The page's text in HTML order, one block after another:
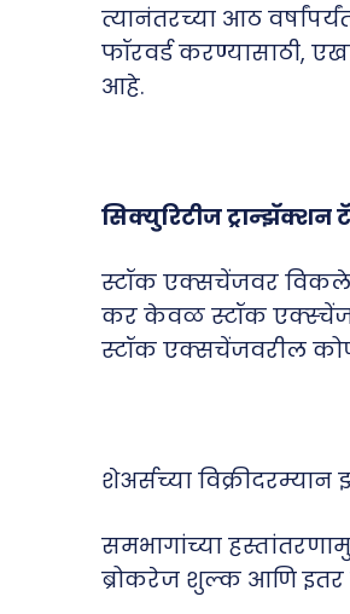
त्यानंतरच्या आठ
फॉरवर्ड करण्यासाठी,
आहे.
सिक्युरिटीज ट्रान्झॅक्शन
स्टॉक एक्सचेंजवर
कर केवळ स्टॉक
स्टॉक एक्सचेंजवरील
शेअर्सच्या विक्रीदरम्यान
समभागांच्या
ब्रोकरेज शुल्क आणि इतर